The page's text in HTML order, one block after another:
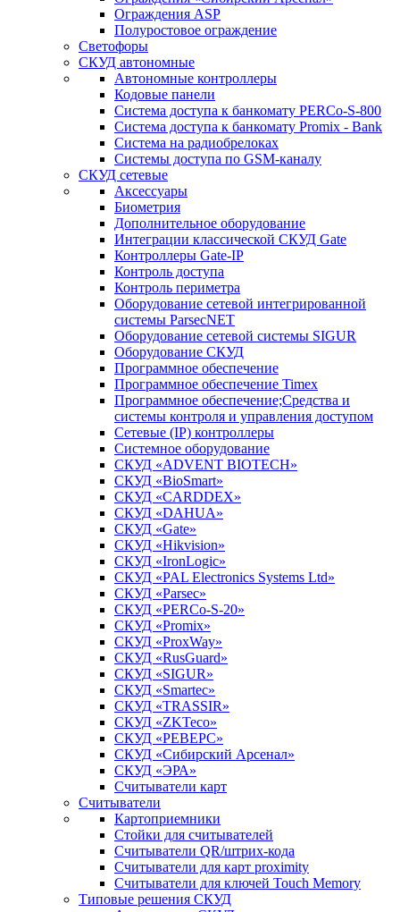
Ограждения ASP
Полуростовое ограждение
Светофоры
СКУД автономные
Автономные контроллеры
Кодовые панели
Система доступа к банкомату PERCo-S-800
Система доступа к банкомату Promix - Bank
Система на радиобрелоках
Системы доступа по GSM-каналу
СКУД сетевые
Аксессуары
Биометрия
Дополнительное оборудование
Интеграции классической СКУД Gate
Контроллеры Gate-IP
Контроль доступа
Контроль периметра
Оборудование сетевой интегрированной
системы ParsecNET
Оборудование сетевой системы SIGUR
Оборудование СКУД
Программное обеспечение
Программное обеспечение Timex
Программное обеспечение;Средства и
системы контроля и управления доступом
Сетевые (IP) контроллеры
Системное оборудование
СКУД «ADVENT BIOTECH»
СКУД «BioSmart»
СКУД «CARDDEX»
СКУД «DAHUA»
СКУД «Gate»
СКУД «Hikvision»
СКУД «IronLogic»
СКУД «PAL Electronics Systems Ltd»
СКУД «Parsec»
СКУД «PERCo-S-20»
СКУД «Promix»
СКУД «ProxWay»
СКУД «RusGuard»
СКУД «SIGUR»
СКУД «Smartec»
СКУД «TRASSIR»
СКУД «ZKTeco»
СКУД «РЕВЕРС»
СКУД «Сибирский Арсенал»
СКУД «ЭРА»
Считыватели карт
Считыватели
Картоприемники
Стойки для считывателей
Считыватели QR/штрих-кода
Считыватели для карт proximity
Считыватели для ключей Touch Memory
Типовые решения СКУД